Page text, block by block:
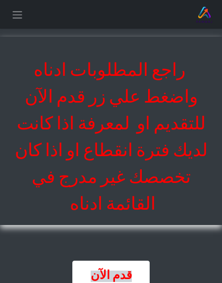
تخطي للذهاب إلى المحتوى
راجع المطلوبات ادناه
واضغط علي زر قدم الآن
للتقديم او لمعرفة اذا كانت
لديك فترة انقطاع او اذا كان
تخصصك غير مدرج في
القائمة ادناه
قدم الآن